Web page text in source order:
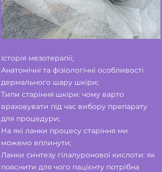
Історія мезотерапії;
Анатомічні та фізіологічні особливості
дермального шару шкіри;
Типи старіння шкіри: чому варто
враховувати під час вибору препарату
для процедури;
На які ланки процесу старіння ми
можемо вплинути;
Ланки синтезу гілалуронової кислоти: як
пояснити для чого пацієнту потрібна